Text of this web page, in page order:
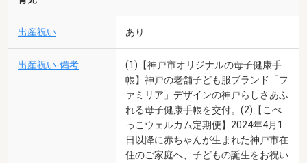
出産祝い あり
出産祝い-備考
(1)【神戸市オリジナルの母子健康手
帳】神戸の老舗子ども服ブランド「フ
ァミリア」デザインの神戸らしさあふ
れる母子健康手帳を交付。(2)【こべ
っこウェルカム定期便】2024年4月1
日以降に赤ちゃんが生まれた神戸市在
住のご家庭へ、子どもの誕生をお祝い